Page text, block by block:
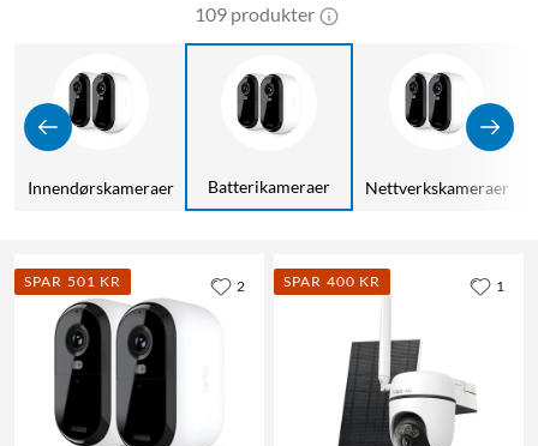
109 produkter
Innendørskameraer Batterikameraer Nettverkskameraer
SPAR 501 KR 2 SPAR 400 KR 1